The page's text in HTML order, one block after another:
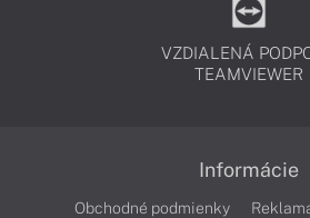
VZDIALENÁ
TEAMVIEWER
Informácie
Obchodné podmienky